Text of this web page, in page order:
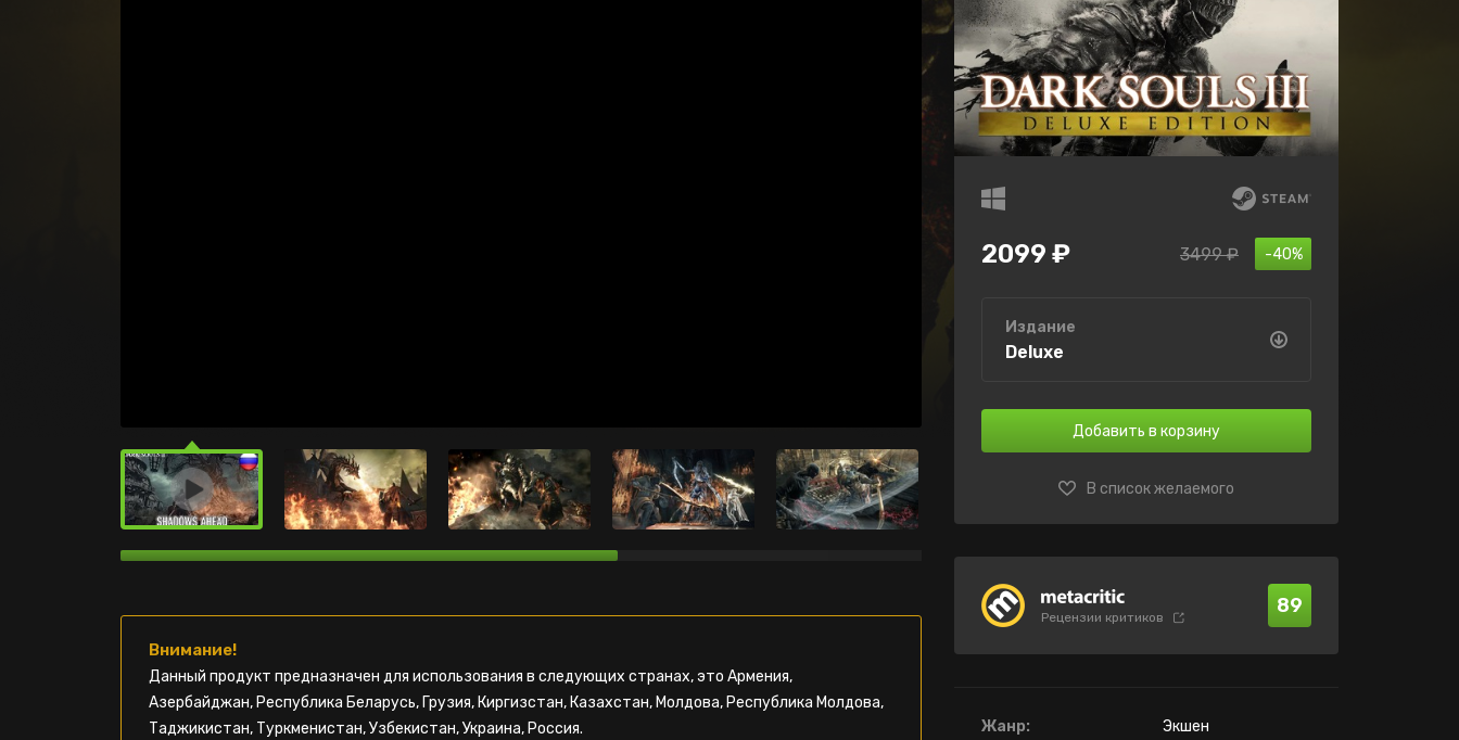
Внимание!
Данный продукт предназначен для использования в следующих странах, это Армения,
Азербайджан, Республика Беларусь, Грузия, Киргизстан, Казахстан, Молдова, Республика Молдова,
Таджикистан, Туркменистан, Узбекистан, Украина, Россия.
2099 ₽ -40%
3499 ₽
Издание
Deluxe
Добавить в корзину
В список желаемого
Рецензии критиков 89
Жанр:
Экшен